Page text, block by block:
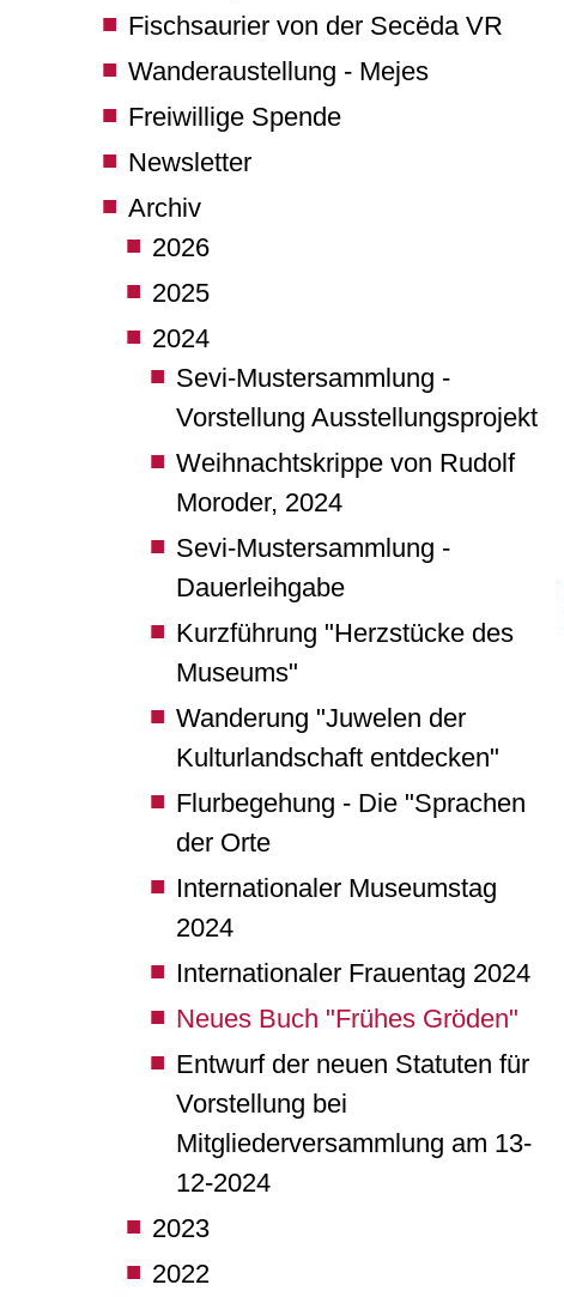
Fischsaurier von der Secëda VR
Wanderaustellung - Mejes
Freiwillige Spende
Newsletter
Archiv
2026
2025
2024
Sevi-Mustersammlung -
Vorstellung Ausstellungsprojekt
Weihnachtskrippe von Rudolf
Moroder, 2024
Sevi-Mustersammlung -
Dauerleihgabe
Kurzführung "Herzstücke des
Museums"
Wanderung "Juwelen der
Kulturlandschaft entdecken"
Flurbegehung - Die "Sprachen
der Orte
Internationaler Museumstag
2024
Internationaler Frauentag 2024
Neues Buch "Frühes Gröden"
Entwurf der neuen Statuten für
Vorstellung bei
Mitgliederversammlung am 13-
12-2024
2023
2022